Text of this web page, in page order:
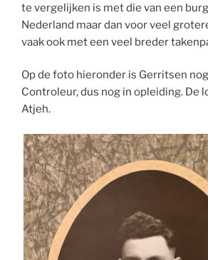
te vergelijken is met die van een
Nederland maar dan voor veel
vaak ook met een veel breder
Op de foto hieronder is Gerritsen
Controleur, dus nog in opleiding. De
Atjeh.